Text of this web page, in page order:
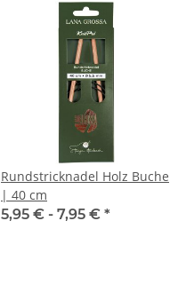
Rundstricknadel Holz Buche
| 40 cm
5,95 € - 7,95 € *